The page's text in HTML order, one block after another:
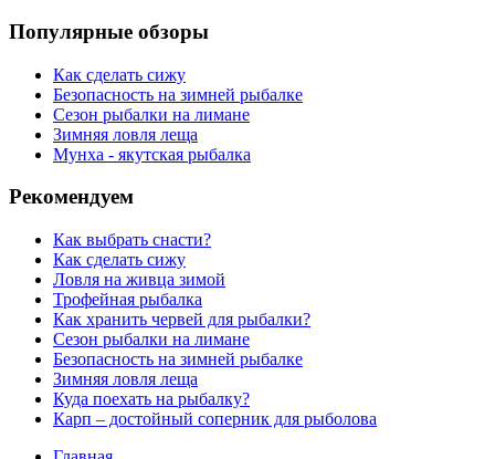
Популярные обзоры
Как сделать сижу
Безопасность на зимней рыбалке
Сезон рыбалки на лимане
Зимняя ловля леща
Мунха - якутская рыбалка
Рекомендуем
Как выбрать снасти?
Как сделать сижу
Ловля на живца зимой
Трофейная рыбалка
Как хранить червей для рыбалки?
Сезон рыбалки на лимане
Безопасность на зимней рыбалке
Зимняя ловля леща
Куда поехать на рыбалку?
Карп – достойный соперник для рыболова